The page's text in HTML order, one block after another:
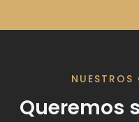
NUESTROS
Queremos